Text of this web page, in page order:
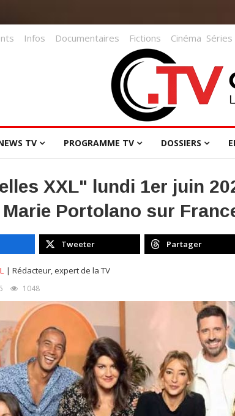
Infos Documentaires Fictions Cinéma Séries
TV PROGRAMME TV DOSSIERS
XXL" lundi 1er juin
Portolano sur
Tweeter Partager
| Rédacteur, expert de la TV
1048